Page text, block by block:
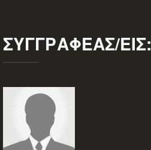
ΣΥΓΓΡΑΦΈΑΣ/ΕΊΣ: